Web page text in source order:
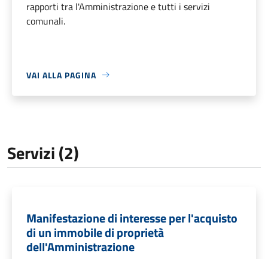
rapporti tra l'Amministrazione e tutti i servizi
comunali.
VAI ALLA PAGINA
Servizi (2)
Manifestazione di interesse per l'acquisto
di un immobile di proprietà
dell'Amministrazione